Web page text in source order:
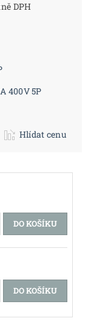
Kč včetně DPH
400V 5P
Hlídat cenu